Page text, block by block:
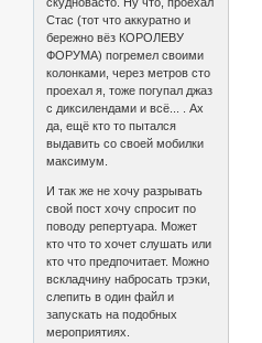
Стас (тот что аккуратно и
бережно вёз КОРОЛЕВУ
ФОРУМА) погремел своими
колонками, через метров сто
проехал я, тоже погупал джаз
с диксилендами и всё... . Ах
да, ещё кто то пытался
выдавить со своей мобилки
максимум.
И так же не хочу разрывать
свой пост хочу спросит по
поводу репертуара. Может
кто что то хочет слушать или
кто что предпочитает. Можно
вскладчину набросать трэки,
слепить в один файл и
запускать на подобных
мероприятиях.